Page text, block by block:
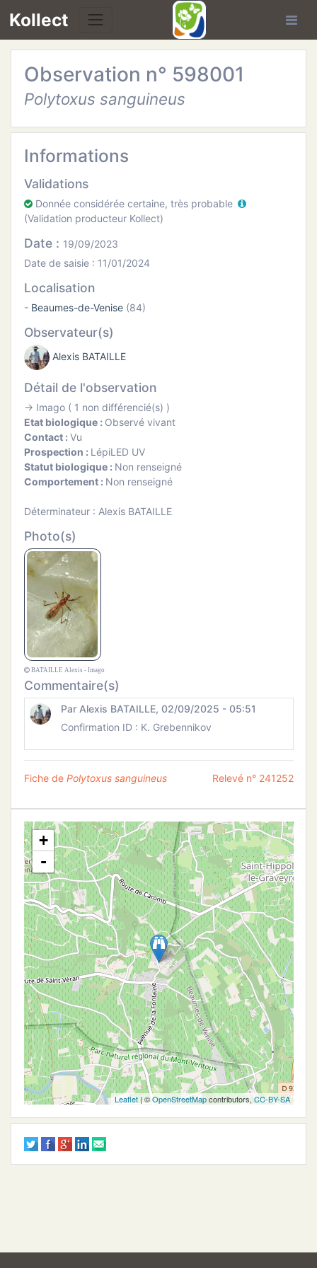
Kollect
Observation n° 598001
Polytoxus sanguineus
Informations
Validations
Donnée considérée certaine, très probable
(Validation producteur Kollect)
Date : 19/09/2023
Date de saisie : 11/01/2024
Localisation
- Beaumes-de-Venise(84)
Observateur(s)
Alexis BATAILLE
Détail de l'observation
→ Imago ( 1 non différencié(s) )
Etat biologique : Observé vivant
Contact : Vu
Prospection : LépiLED UV
Statut biologique : Non renseigné
Comportement : Non renseigné
Déterminateur : Alexis BATAILLE
Photo(s)
BATAILLE Alexis - Imago
Commentaire(s)
Par Alexis BATAILLE, 02/09/2025 - 05:51
Confirmation ID : K. Grebennikov
Fiche de Polytoxus sanguineus Relevé n° 241252
+
-
Leaflet| ©OpenStreetMapcontributors,CC-BY-SA